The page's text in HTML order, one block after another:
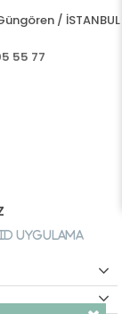
/ İSTANBUL
55 77
Uygulama